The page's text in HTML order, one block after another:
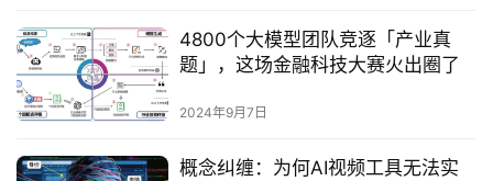
4800个大模型团队竞逐「产业真
题」，这场金融科技大赛火出圈了
2024年9月7日
概念纠缠：为何AI视频工具无法实